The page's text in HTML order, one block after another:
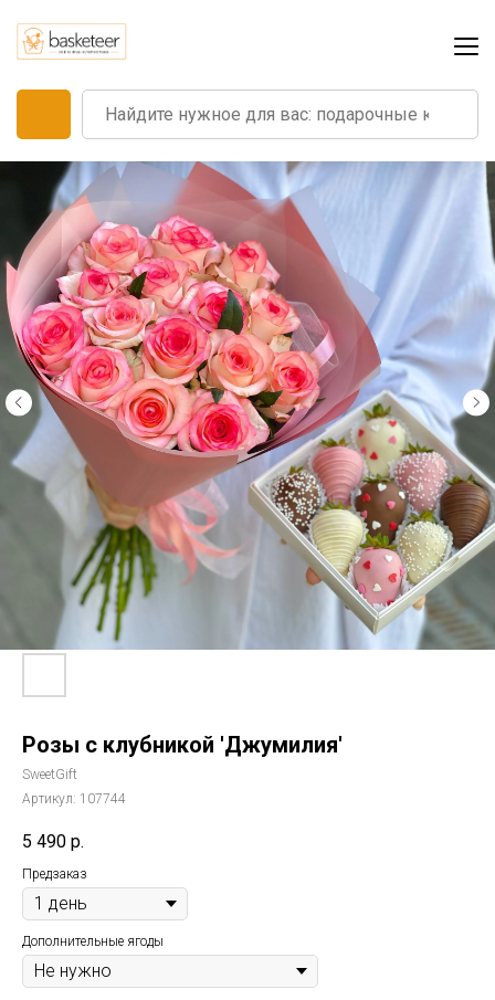
Розы с клубникой 'Джумилия'
SweetGift
Артикул: 107744
5 490 р.
Предзаказ
Дополнительные ягоды